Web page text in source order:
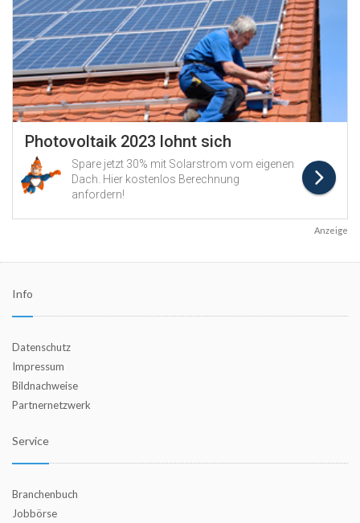
Anzeige
Info
Datenschutz
Impressum
Bildnachweise
Partnernetzwerk
Service
Branchenbuch
Jobbörse